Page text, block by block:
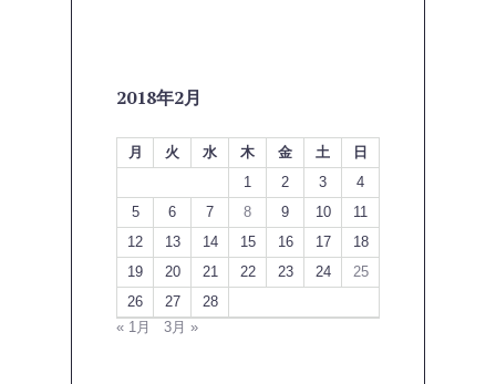
2018年2月
月 火 水 木 金 土
日
1
2 3
4
5
6 7 8 9 10
11
12
13 14 15 16 17
18
19
20 21 22 23 24
25
26
27
28
« 1月
3月 »